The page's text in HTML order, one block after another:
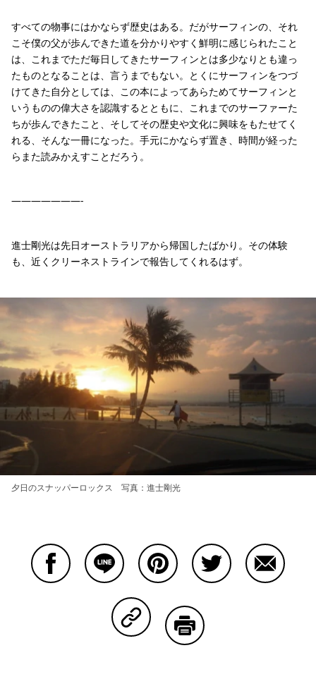
すべての物事にはかならず歴史はある。だがサーフィンの、それ
こそ僕の父が歩んできた道を分かりやすく鮮明に感じられたこと
は、これまでただ毎日してきたサーフィンとは多少なりとも違っ
たものとなることは、言うまでもない。とくにサーフィンをつづ
けてきた自分としては、この本によってあらためてサーフィンと
いうものの偉大さを認識するとともに、これまでのサーファーた
ちが歩んできたこと、そしてその歴史や文化に興味をもたせてく
れる、そんな一冊になった。手元にかならず置き、時間が経った
らまた読みかえすことだろう。
———————-
進士剛光は先日オーストラリアから帰国したばかり。その体験
も、近くクリーネストラインで報告してくれるはず。
夕日のスナッパーロックス 写真：進士剛光
Copy Linkで共有する